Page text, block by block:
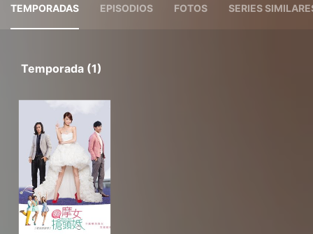
TEMPORADAS EPISODIOS FOTOS SERIES
Temporada (1)